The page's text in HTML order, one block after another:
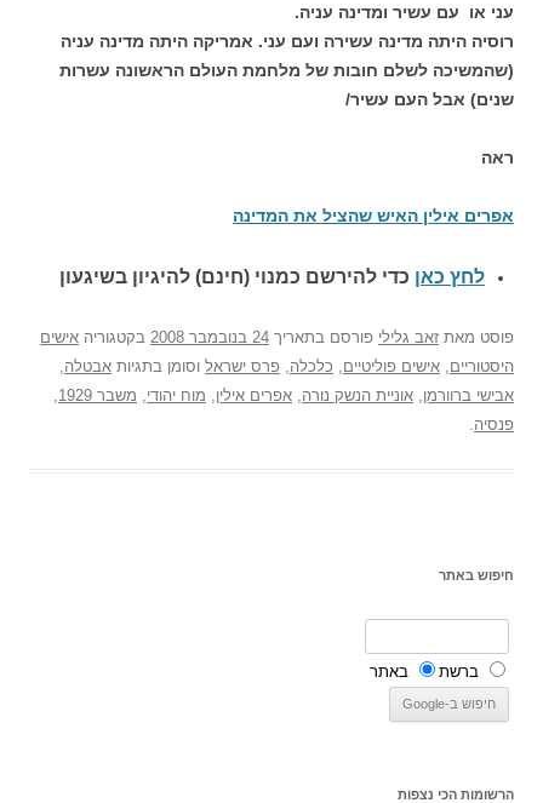
עני או עם עשיר ומדינה עניה.
רוסיה היתה מדינה עשירה ועם עני. אמריקה היתה מדינה עניה
(שהמשיכה לשלם חובות של מלחמת העולם הראשונה עשרות
שנים) אבל העם עשיר/
ראה
אפרים אילין האיש שהציל את המדינה
לחץ כאן כדי להירשם כמנוי (חינם) להיגיון בשיגעון
פוסט מאת זאב גלילי פורסם בתאריך 24 בנובמבר 2008 בקטגוריה אישים
היסטוריים אישים פוליטיים כלכלה פרס ישראל וסומן בתגיות אבטלה
אבישי ברוורמן אוניית הנשק נורה אפרים אילין מוח יהודי משבר 1929
פנסיה
חיפוש באתר
ברשת באתר
הרשומות הכי נצפות